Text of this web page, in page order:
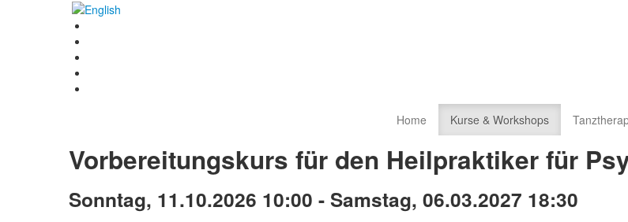
Home Kurse & Workshops
Vorbereitungskurs für den Heilpraktiker für
Sonntag, 11.10.2026 10:00 - Samstag, 06.03.2027 18:30